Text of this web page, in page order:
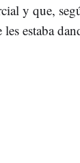
y que,
les estaba